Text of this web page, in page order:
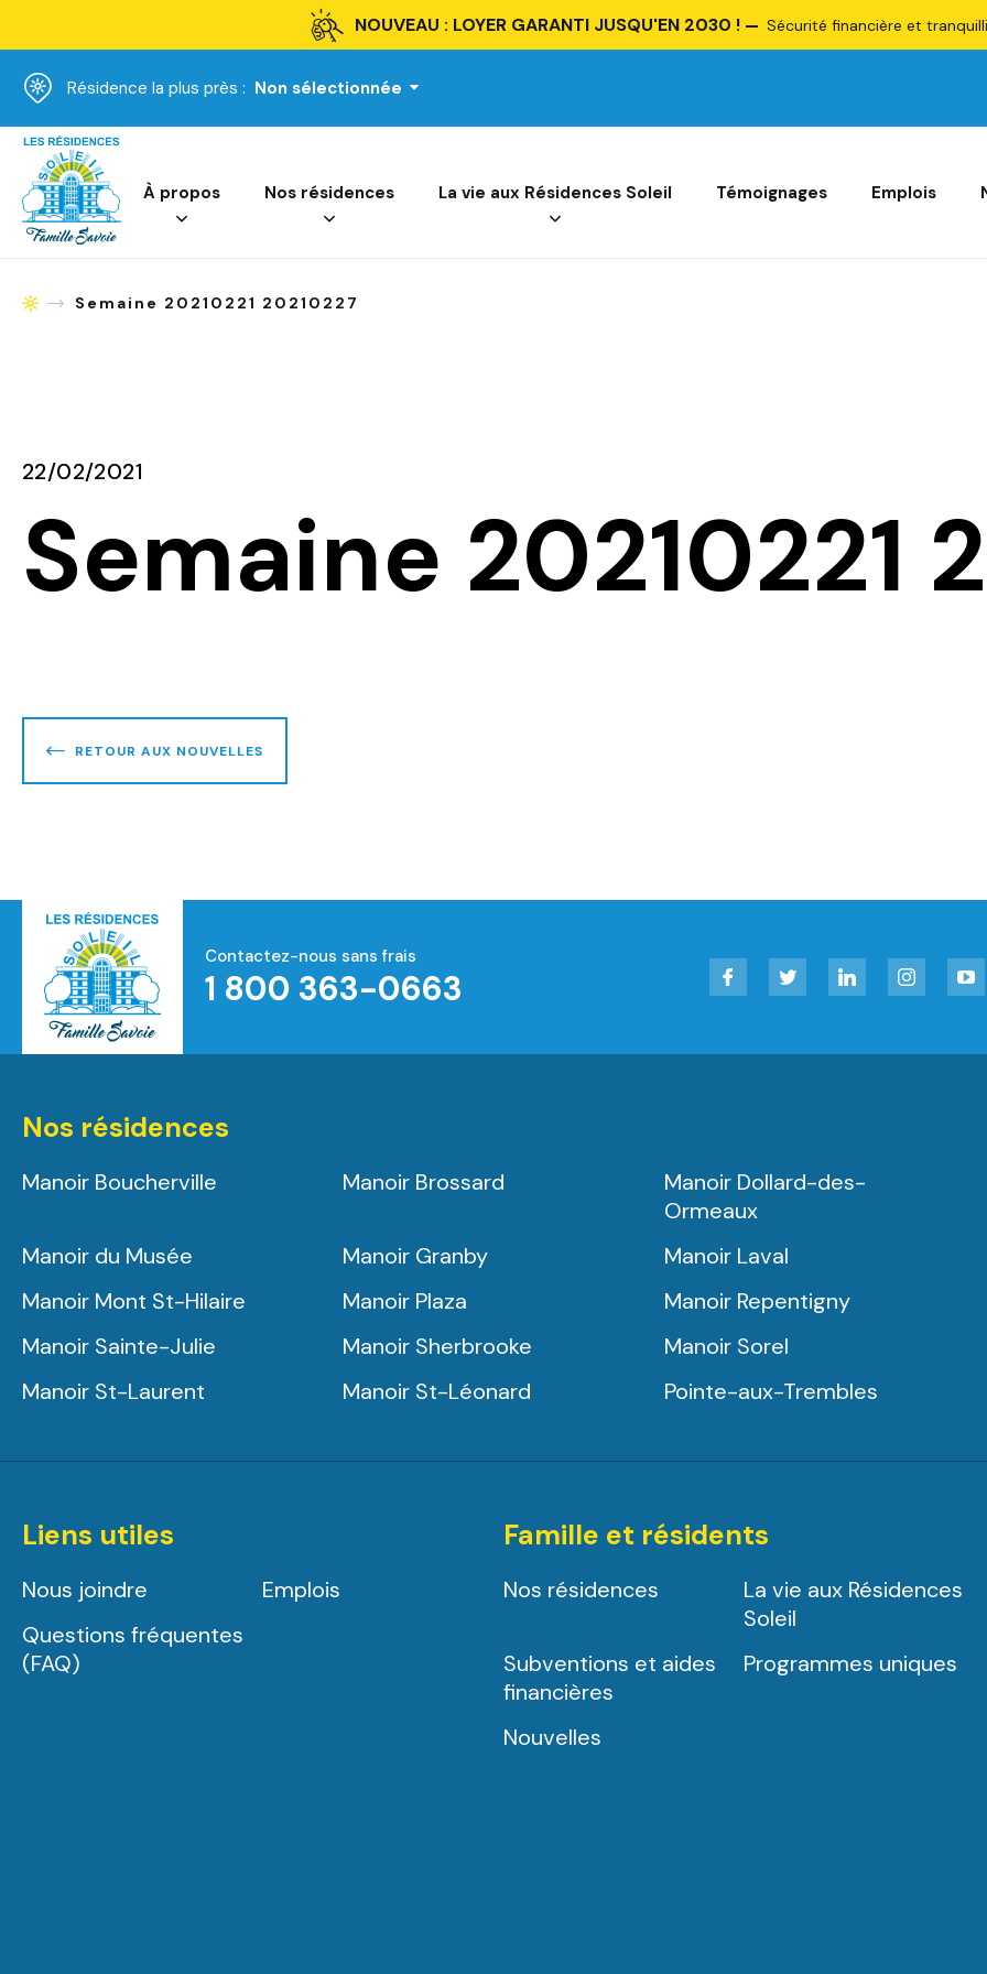
NOUVEAU : LOYER GARANTI JUSQU'EN 2030 ! Sécurité financière et
Résidence la plus près : Non sélectionnée
Accueil
À propos Nos résidences La vie aux Résidences Soleil Témoignages Emplois
AccueilSemaine 20210221 20210227
22/02/2021
Semaine 20210221
RETOUR AUX NOUVELLES
Accueil
Contactez-nous sans frais
1 800 363-0663
Facebook Twitter LinkedIn Instagram
Nos résidences
Manoir Boucherville Manoir Brossard
Manoir Dollard-des-
Ormeaux
Manoir du Musée
Manoir Granby
Manoir Laval
Manoir Mont St-Hilaire
Manoir Plaza
Manoir Repentigny
Manoir Sainte-Julie
Manoir Sherbrooke
Manoir Sorel
Manoir St-Laurent
Manoir St-Léonard Pointe-aux-Trembles
Liens utiles
Nous joindre
Emplois
Questions fréquentes
(FAQ)
Famille et résidents
Nos résidences
La vie aux Résidences
Soleil
Subventions et aides
financières
Programmes uniques
Nouvelles